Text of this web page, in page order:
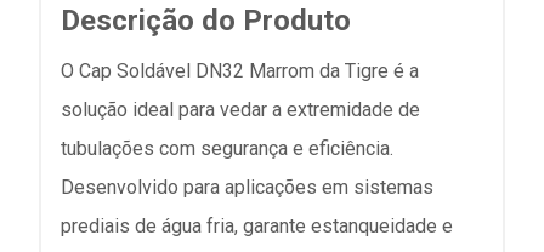
Descrição do Produto
O Cap Soldável DN32 Marrom da Tigre é a
solução ideal para vedar a extremidade de
tubulações com segurança e eficiência.
Desenvolvido para aplicações em sistemas
prediais de água fria, garante estanqueidade e